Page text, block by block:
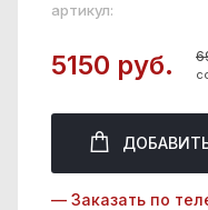
артикул:
5150 руб.
— Заказать по